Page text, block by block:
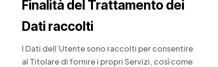
Finalità del Trattamento dei
Dati raccolti
I Dati dell’Utente sono raccolti per consentire
al Titolare di fornire i propri Servizi, così come